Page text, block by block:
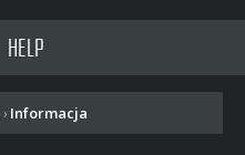
HELP
› Informacja